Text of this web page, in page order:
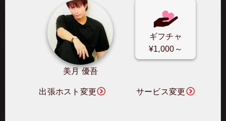
美月 優吾
ギフチャ
¥1,000～
出張ホスト変更 サービス変更